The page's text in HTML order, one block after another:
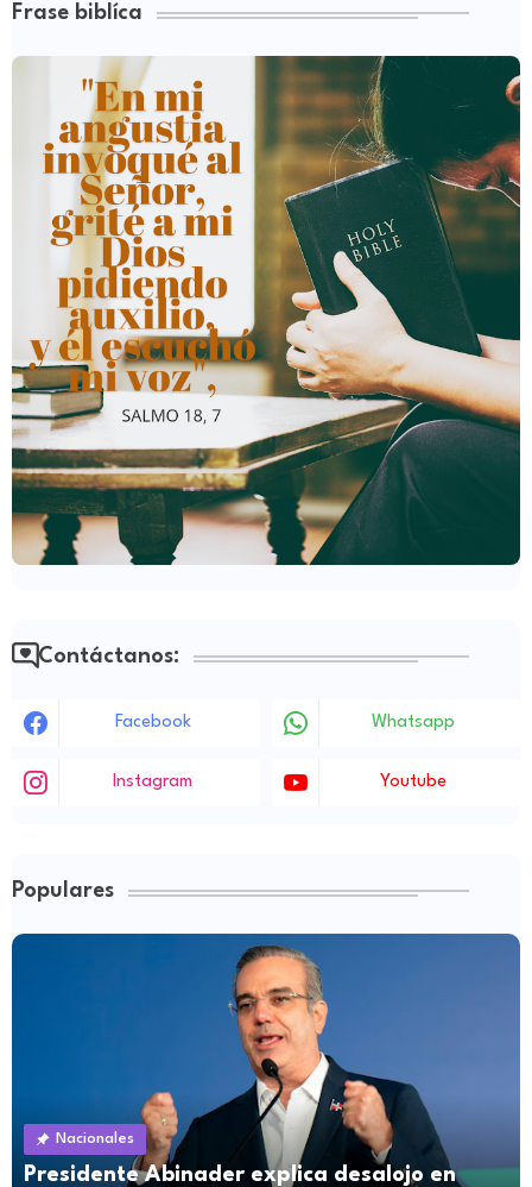
Frase biblíca
Contáctanos:
Facebook Whatsapp
Instagram Youtube
Populares
Nacionales
Presidente Abinader explica desalojo en